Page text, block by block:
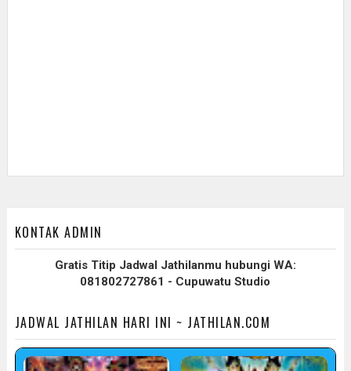
KONTAK ADMIN
Gratis Titip Jadwal Jathilanmu hubungi WA:
081802727861 - Cupuwatu Studio
JADWAL JATHILAN HARI INI ~ JATHILAN.COM